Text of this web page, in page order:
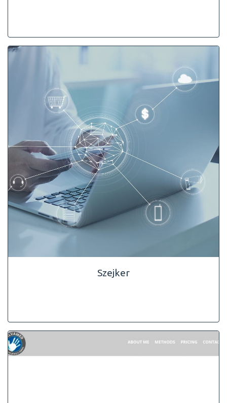
Szejker